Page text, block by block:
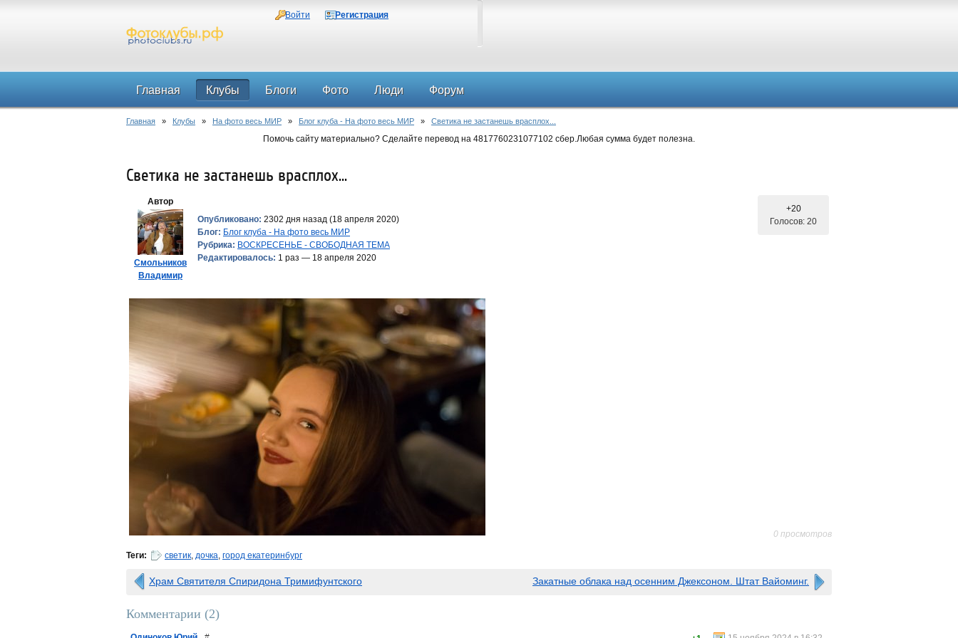
Войти Регистрация
Главная Клубы Блоги Фото Люди Форум
Главная » Клубы » На фото весь МИР » Блог клуба - На фото весь МИР » Светика не застанешь врасплох...
Помочь сайту материально? Сделайте перевод на 4817760231077102 сбер.Любая сумма будет полезна.
Светика не застанешь врасплох...
Автор
Смольников
Владимир
Опубликовано: 2302 дня назад (18 апреля 2020)
Блог: Блог клуба - На фото весь МИР
Рубрика: ВОСКРЕСЕНЬЕ - СВОБОДНАЯ ТЕМА
Редактировалось: 1 раз — 18 апреля 2020
+20
Голосов: 20
0 просмотров
Теги: светик, дочка, город екатеринбург
Храм Святителя Спиридона Тримифунтского Закатные облака над осенним Джексоном. Штат Вайоминг.
Комментарии (2)